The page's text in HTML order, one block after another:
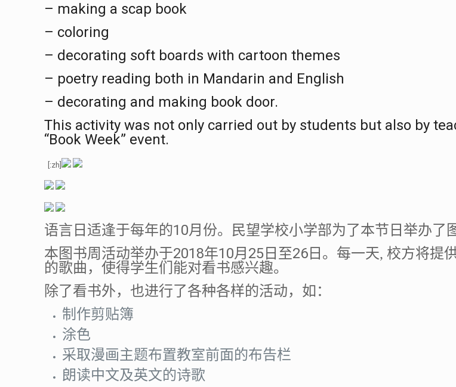
– making a scap book
– coloring
– decorating soft boards with cartoon themes
– poetry reading both in Mandarin and English
– decorating and making book door.
This activity was not only carried out by students but also by
“Book Week” event.
[:zh]
语言日适逢于每年的10月份。民望学校小学部为了本节日举办了
本图书周活动举办于2018年10月 25 日至26 日。每一天, 校方将提
的歌曲，使得学生们能对看书感兴趣。
除了看书外，也进行了各种各样的活动，如：
制作剪贴簿
涂色
采取漫画主题布置教室前面的布告栏
朗读中文及英文的诗歌